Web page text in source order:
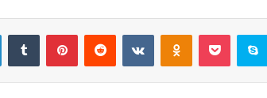
LinkedInTumblr PinterestReddit VKontakteOdnoklassniki
Pocket